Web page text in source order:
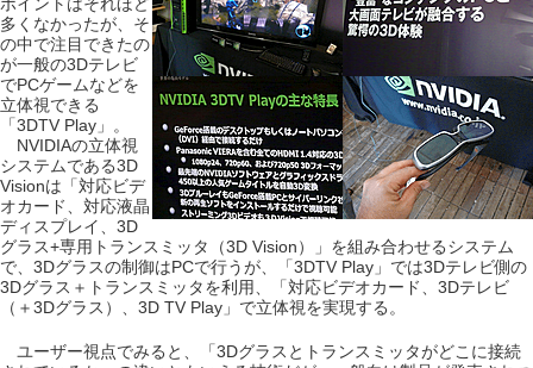
多くなかったが、そ
の中で注目できたの
が一般の3Dテレビ
でPCゲームなどを
立体視できる
「3DTV Play」。
NVIDIAの立体視
システムである3D
Visionは「対応ビデ
オカード、対応液晶
ディスプレイ、3D
グラス+専用トランスミッタ（3D Vision）」を組み合わせるシステム
で、3Dグラスの制御はPCで行うが、「3DTV Play」では3Dテレビ側の
3Dグラス＋トランスミッタを利用、「対応ビデオカード、3Dテレビ
（＋3Dグラス）、3D TV Play」で立体視を実現する。
ユーザー視点でみると、「3Dグラスとトランスミッタがどこに接続